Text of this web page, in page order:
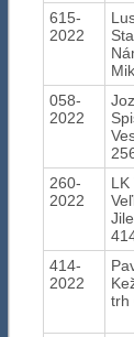
615-
2022
058-
2022
260-
2022
LK
414-
2022
trh